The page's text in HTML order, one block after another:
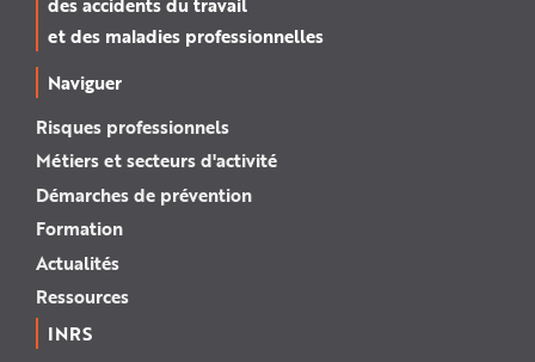
et des maladies professionnelles
Naviguer
Risques professionnels
Métiers et secteurs d'activité
Démarches de prévention
Formation
Actualités
Ressources
INRS